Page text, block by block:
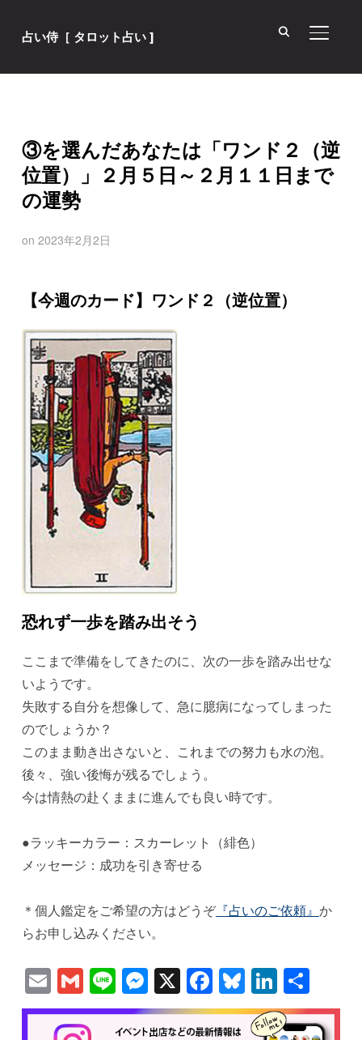
占い侍［ タロット占い ] サイド
③を選んだあなたは「ワンド２（逆
位置）」２月５日～２月１１日まで
の運勢
on 2023年2月2日
【今週のカード】ワンド２（逆位置）
恐れず一歩を踏み出そう
ここまで準備をしてきたのに、次の一歩を踏み出せな
いようです。
失敗する自分を想像して、急に臆病になってしまった
のでしょうか？
このまま動き出さないと、これまでの努力も水の泡。
後々、強い後悔が残るでしょう。
今は情熱の赴くままに進んでも良い時です。
●ラッキーカラー：スカーレット（緋色）
メッセージ：成功を引き寄せる
＊個人鑑定をご希望の方はどうぞ『占いのご依頼』 か
らお申し込みください。
EmailGmail
LineMessenger
X Facebook
Bluesky
共
有